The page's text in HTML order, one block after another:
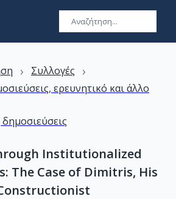
› Συλλογές ›
ερευνητικό και άλλο
Institutionalized
The Case of Dimitris, His